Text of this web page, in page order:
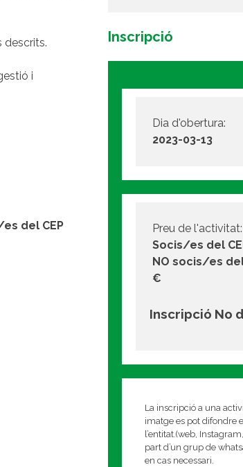
descrits.
i
del CEP
Inscripció
Dia d'obertura:
2023-03-13
Preu de l'activitat:
Socis/es del
NO socis/es del
€
Inscripció No
La inscripció a una
imatge es pot difondre
l’entitat.(web,
part d’un grup de
en cas necessari.